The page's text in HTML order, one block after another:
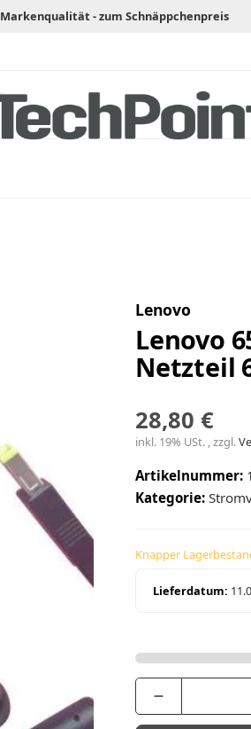
Markenqualität - zum Schnäppchenpreis
Lenovo
Lenovo
Netzteil
28,80 €
inkl. 19% USt. , zzgl.
Artikelnummer:
Kategorie:
Knapper
Lieferdatum: